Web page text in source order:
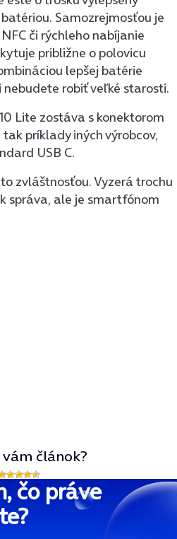
Samozrejmosťou je
či rýchleho nabíjanie
približne o polovicu
lepšej batérie
nebudete robiť veľké starosti.
Lite zostáva s konektorom
príklady iných výrobcov,
USB C.
zvláštnosťou. Vyzerá trochu
správa, ale je smartfónom
vám článok?
čo práve